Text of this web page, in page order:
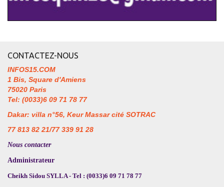
CONTACTEZ-NOUS
INFOS15.COM
1 Bis, Square d'Amiens
75020 Paris
Tel: (0033)6 09 71 78 77
Dakar: villa n°56, Keur Massar cité SOTRAC
77 813 82 21/77 339 91 28
Nous contacter
Administrateur
Cheikh Sidou SYLLA - Tel : (0033)6 09 71 78 77